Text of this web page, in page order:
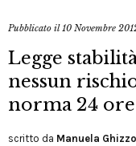
Pubblicato il10 Novembre
Legge
nessun
norma 24 ore
scritto da Manuela